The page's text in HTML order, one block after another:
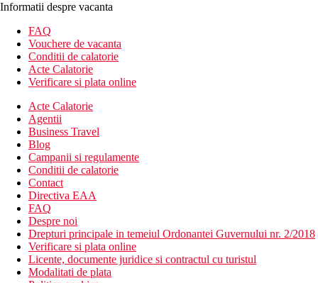
Informatii despre vacanta
FAQ
Vouchere de vacanta
Conditii de calatorie
Acte Calatorie
Verificare si plata online
Acte Calatorie
Agentii
Business Travel
Blog
Campanii si regulamente
Conditii de calatorie
Contact
Directiva EAA
FAQ
Despre noi
Drepturi principale in temeiul Ordonantei Guvernului nr. 2/2018
Verificare si plata online
Licente, documente juridice si contractul cu turistul
Modalitati de plata